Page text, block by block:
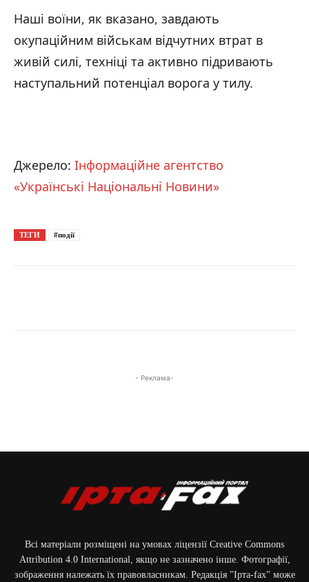
Наші воїни, як вказано, завдають
окупаційним військам відчутних втрат в
живій силі, техніці та активно підривають
наступальний потенціал ворога у тилу.
Джерело: Інформаційне агентство
«Українські Національні Новини»
ТЕГИ #події
- Реклама-
Всі матеріали розміщені на умовах ліцензії Creative Commons
Attribution 4.0 International, якщо не зазначено інше. Фотографії,
зображення належать їх правовласникам. Редакція "Ірта-fax" може